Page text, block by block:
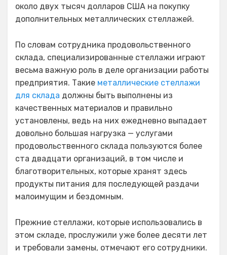
около двух тысяч долларов США на покупку
дополнительных металлических стеллажей.
По словам сотрудника продовольственного
склада, специализированные стеллажи играют
весьма важную роль в деле организации работы
предприятия. Такие металлические стеллажи
для склада должны быть выполнены из
качественных материалов и правильно
установлены, ведь на них ежедневно выпадает
довольно большая нагрузка — услугами
продовольственного склада пользуются более
ста двадцати организаций, в том числе и
благотворительных, которые хранят здесь
продукты питания для последующей раздачи
малоимущим и бездомным.
Прежние стеллажи, которые использовались в
этом складе, прослужили уже более десяти лет
и требовали замены, отмечают его сотрудники.